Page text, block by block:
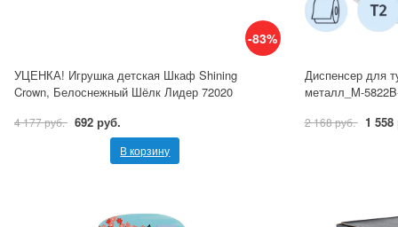
-83%
УЦЕНКА! Игрушка детская Шкаф Shining
Crown, Белоснежный Шёлк Лидер 72020
4 177 руб. 692 руб.
В корзину
Диспенсер для
металл_M-
2 168 руб. 1 558